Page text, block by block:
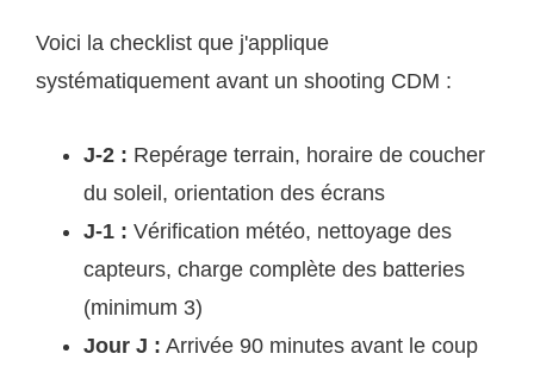
Voici la checklist que j'applique
systématiquement avant un shooting CDM :
J-2 : Repérage terrain, horaire de coucher
du soleil, orientation des écrans
J-1 : Vérification météo, nettoyage des
capteurs, charge complète des batteries
(minimum 3)
Jour J : Arrivée 90 minutes avant le coup